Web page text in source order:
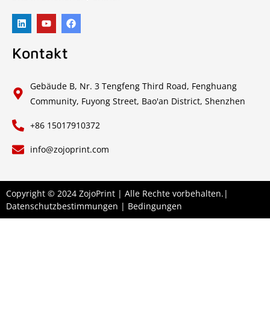
Kontakt
Gebäude B, Nr. 3 Tengfeng Third Road, Fenghuang
Community, Fuyong Street, Bao'an District, Shenzhen
+86 15017910372
info@zojoprint.com
Copyright © 2024 ZojoPrint | Alle Rechte vorbehalten.|
Datenschutzbestimmungen | Bedingungen